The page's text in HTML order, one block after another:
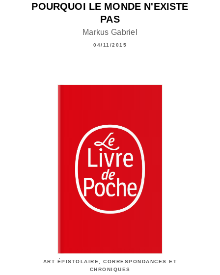
POURQUOI LE MONDE N'EXISTE
PAS
Markus Gabriel
04/11/2015
ART ÉPISTOLAIRE, CORRESPONDANCES ET
CHRONIQUES